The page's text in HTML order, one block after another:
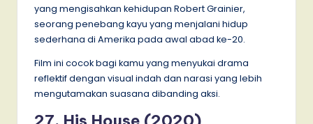
yang mengisahkan kehidupan Robert Grainier,
seorang penebang kayu yang menjalani hidup
sederhana di Amerika pada awal abad ke-20.
Film ini cocok bagi kamu yang menyukai drama
reflektif dengan visual indah dan narasi yang lebih
mengutamakan suasana dibanding aksi.